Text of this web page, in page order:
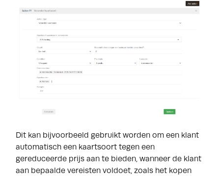
Dit kan bijvoorbeeld gebruikt worden om een klant
automatisch een kaartsoort tegen een
gereduceerde prijs aan te bieden, wanneer de klant
aan bepaalde vereisten voldoet, zoals het kopen